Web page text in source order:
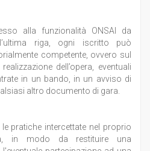
alla funzionalità ONSAI da
riga, ogni iscritto può
competente, ovvero sul
dell’opera, eventuali
in un bando, in un avviso di
altro documento di gara.
le pratiche intercettate nel proprio
in modo da restituire una